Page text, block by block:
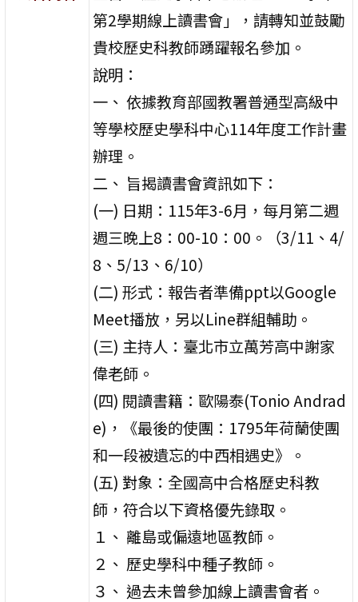
第2學期線上讀書會」，請轉知並鼓勵
貴校歷史科教師踴躍報名參加。
說明：
一、 依據教育部國教署普通型高級中
等學校歷史學科中心114年度工作計畫
辦理。
二、 旨揭讀書會資訊如下：
(一) 日期：115年3-6月，每月第二週
週三晚上8：00-10：00。（3/11、4/
8、5/13、6/10）
(二) 形式：報告者準備ppt以Google
Meet播放，另以Line群組輔助。
(三) 主持人：臺北市立萬芳高中謝家
偉老師。
(四) 閱讀書籍：歐陽泰(Tonio Andrad
e)，《最後的使團：1795年荷蘭使團
和一段被遺忘的中西相遇史》。
(五) 對象：全國高中合格歷史科教
師，符合以下資格優先錄取。
１、 離島或偏遠地區教師。
２、 歷史學科中種子教師。
３、 過去未曾參加線上讀書會者。